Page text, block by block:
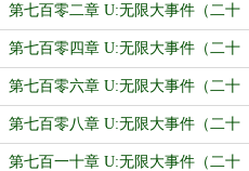
第七百零二章 U:无限大事件（二十
一）
第七百零四章 U:无限大事件（二十
三）
第七百零六章 U:无限大事件（二十
五）
第七百零八章 U:无限大事件（二十
七）
第七百一十章 U:无限大事件（二十